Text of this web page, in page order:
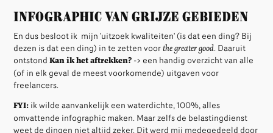
infographic van grijze gebieden
En dus besloot ik mijn 'uitzoek kwaliteiten' (is dat een ding? Bij
dezen is dat een ding) in te zetten voorthe greater good. Daaruit
ontstondKan ik het aftrekken? -> een handig overzicht van alle
(of in elk geval de meest voorkomende) uitgaven voor
freelancers.
FYI: ik wilde aanvankelijk een waterdichte, 100%, alles
omvattende infographic maken. Maar zelfs de belastingdienst
weet de dingen niet altijd zeker. Dit werd mij medegedeeld door